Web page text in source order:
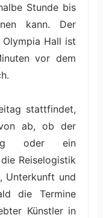
Stunde bis
kann. Der
Olympia Hall ist
vor dem
stattfindet,
ab, ob der
oder ein
Reiselogistik
Unterkunft und
die Termine
Künstler in